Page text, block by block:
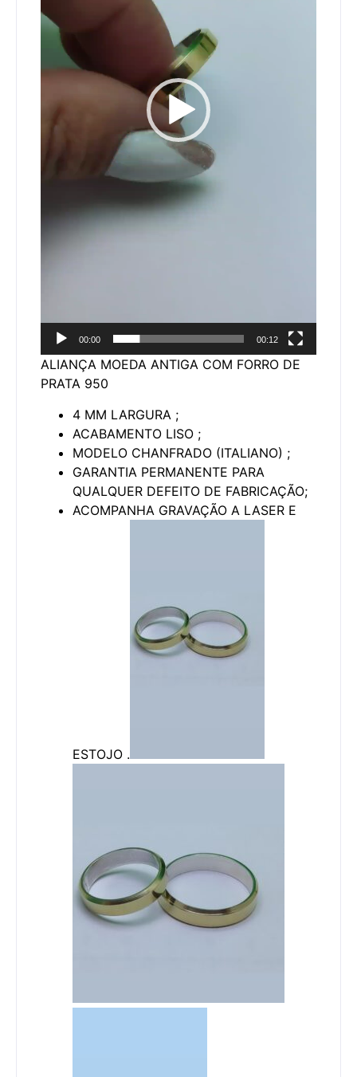
00:00 00:12
ALIANÇA MOEDA ANTIGA COM FORRO DE
PRATA 950
4 MM LARGURA ;
ACABAMENTO LISO ;
MODELO CHANFRADO (ITALIANO) ;
GARANTIA PERMANENTE PARA
QUALQUER DEFEITO DE FABRICAÇÃO;
ACOMPANHA GRAVAÇÃO A LASER E
ESTOJO .